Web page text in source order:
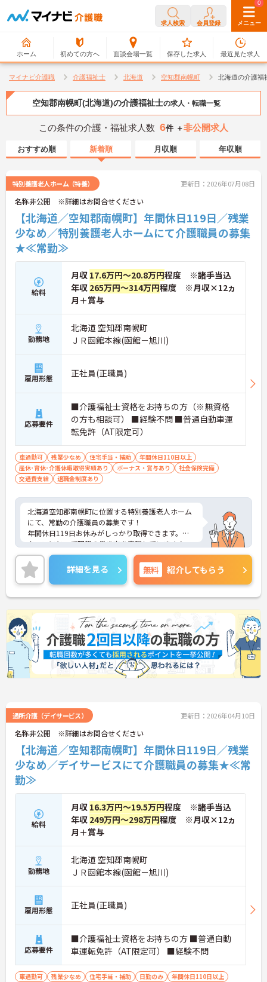
求人検索 会員登録 メニュー
ホーム 初めての方へ 面談会場一覧
0
保存した求人
0
最近見た求人
マイナビ介護職 介護福祉士 北海道 空知郡南幌町 北海道の介護福
空知郡南幌町(北海道)の介護福祉士の求人・転職一覧
この条件の介護・福祉求人数 6件 ＋非公開求人
おすすめ順 新着順 月収順 年収順
特別養護老人ホーム（特養） 更新日：2026年07月08日
名称非公開 ※詳細はお問合せください
【北海道／空知郡南幌町】年間休日119日／残業
少なめ／特別養護老人ホームにて介護職員の募集
★≪常勤≫
給料
月収 17.6万円～20.8万円程度 ※諸手当込
年収 265万円～314万円程度 ※月収×12ヵ
月＋賞与
勤務地
北海道 空知郡南幌町
ＪＲ函館本線(函館－旭川)
雇用形態 正社員(正職員)
応募要件
■介護福祉士資格をお持ちの方（※無資格
の方も相談可） ■経験不問 ■普通自動車運
転免許（AT限定可）
車通勤可 残業少なめ 住宅手当・補助
年間休日110日以上
産休･育休･介護休暇取得実績あり
ボーナス・賞与あり
社会保険完備
交通費支給
退職金制度あり
北海道空知郡南幌町に位置する特別養護老人ホーム
にて、常勤の介護職員の募集です！
年間休日119日お休みがしっかり取得できます。ス
タッフにとって理想の働き方を実現しています♪
資格があれば経験は不問！丁寧なレクチャーがある
ので、未経験の方・ブランクがある方も安心してご
就業いただけます◎
ご興味ある方には、面接対策ポイントなど、さらに
詳細をお話しいたしますのでお気軽にご相談くださ
い！
詳細を見る 無料 紹介してもらう
通所介護（デイサービス） 更新日：2026年04月10日
名称非公開 ※詳細はお問合せください
【北海道／空知郡南幌町】年間休日119日／残業
少なめ／デイサービスにて介護職員の募集★≪常
勤≫
給料
月収 16.3万円～19.5万円程度 ※諸手当込
年収 249万円～298万円程度 ※月収×12ヵ
月＋賞与
勤務地
北海道 空知郡南幌町
ＪＲ函館本線(函館－旭川)
雇用形態 正社員(正職員)
応募要件
■介護福祉士資格をお持ちの方 ■普通自動
車運転免許（AT限定可） ■経験不問
車通勤可 残業少なめ 住宅手当・補助 日勤のみ
年間休日110日以上